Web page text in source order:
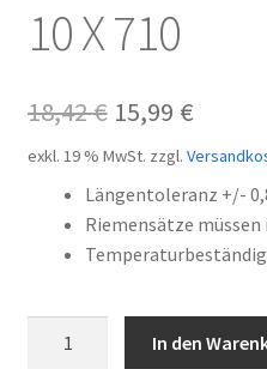
Impressum
Kontakt
Kundeninformationen
Shop
10 X 710
18,42€
Preis
war:
18,42 €
15,99 €
Preis
ist:
15,99
exkl. 19 % MwSt. zzgl.
Längentoleranz +/-
Riemensätze
Temperaturbeständig
In den